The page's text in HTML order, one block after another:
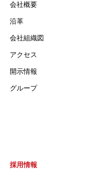
会社概要
沿革
会社組織図
アクセス
開示情報
グループ
採用情報